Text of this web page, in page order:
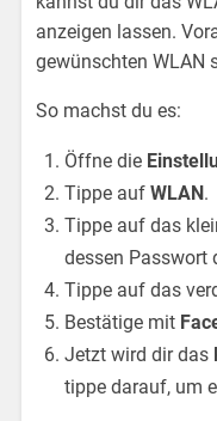
anzeigen lassen.
gewünschten WLAN
So machst du es:
Öffne die
Tippe aufWLAN .
Tippe auf das
dessen Passwort
Tippe auf das
Bestätige mit
Jetzt wird dir das
tippe darauf, um